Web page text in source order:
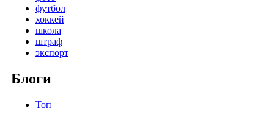
футбол
хоккей
школа
штраф
экспорт
Блоги
Топ